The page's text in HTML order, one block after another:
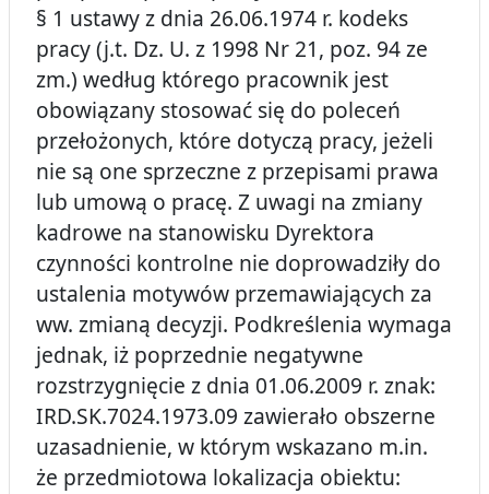
§ 1 ustawy z dnia 26.06.1974 r. kodeks
pracy (j.t. Dz. U. z 1998 Nr 21, poz. 94 ze
zm.) według którego pracownik jest
obowiązany stosować się do poleceń
przełożonych, które dotyczą pracy, jeżeli
nie są one sprzeczne z przepisami prawa
lub umową o pracę. Z uwagi na zmiany
kadrowe na stanowisku Dyrektora
czynności kontrolne nie doprowadziły do
ustalenia motywów przemawiających za
ww. zmianą decyzji. Podkreślenia wymaga
jednak, iż poprzednie negatywne
rozstrzygnięcie z dnia 01.06.2009 r. znak:
IRD.SK.7024.1973.09 zawierało obszerne
uzasadnienie, w którym wskazano m.in.
że przedmiotowa lokalizacja obiektu: